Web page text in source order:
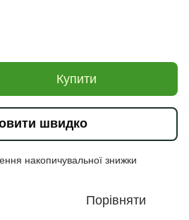
Купити
швидко
накопичувальної знижки
Порівняти